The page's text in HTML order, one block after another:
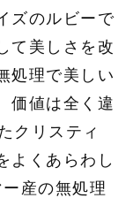
ズのルビーで
て美しさを改
処理で美しい
価値は全く違
クリスティ
よくあらわし
産の無処理